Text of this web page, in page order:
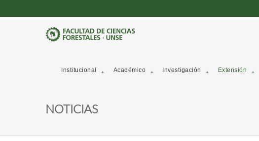
Institucional Académico Investigación Extensión
NOTICIAS